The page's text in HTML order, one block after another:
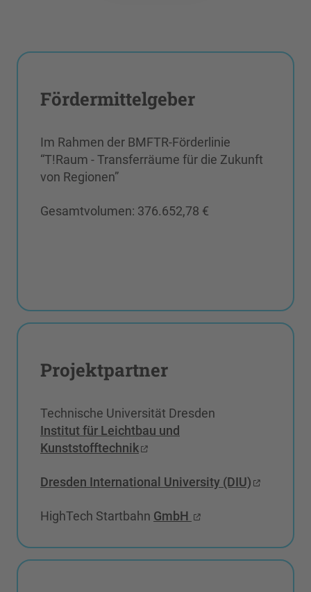
Fördermittelgeber
Im Rahmen der BMFTR-Förderlinie
“T!Raum - Transferräume für die Zukunft
von Regionen”
Gesamtvolumen: 376.652,78 €
Projektpartner
Technische Universität Dresden
Institut für Leichtbau und
Kunststofftechnik
Dresden International University (DIU)
HighTech Startbahn GmbH